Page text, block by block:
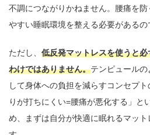
不調につながりかねません。腰痛を
やすい睡眠環境を整える必要があるの
ただし、 低反発マットレスを使うと
わけではありません。テンピュールの
して身体への負担を減らすコンセプ
りが打ちにくい=腰痛が悪化する」と
め、まずは自分が快適に眠れるマッ